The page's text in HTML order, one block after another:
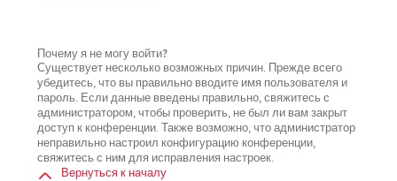
Почему я не могу войти?
Существует несколько возможных причин. Прежде всего
убедитесь, что вы правильно вводите имя пользователя и
пароль. Если данные введены правильно, свяжитесь с
администратором, чтобы проверить, не был ли вам закрыт
доступ к конференции. Также возможно, что администратор
неправильно настроил конфигурацию конференции,
свяжитесь с ним для исправления настроек.
Вернуться к началу